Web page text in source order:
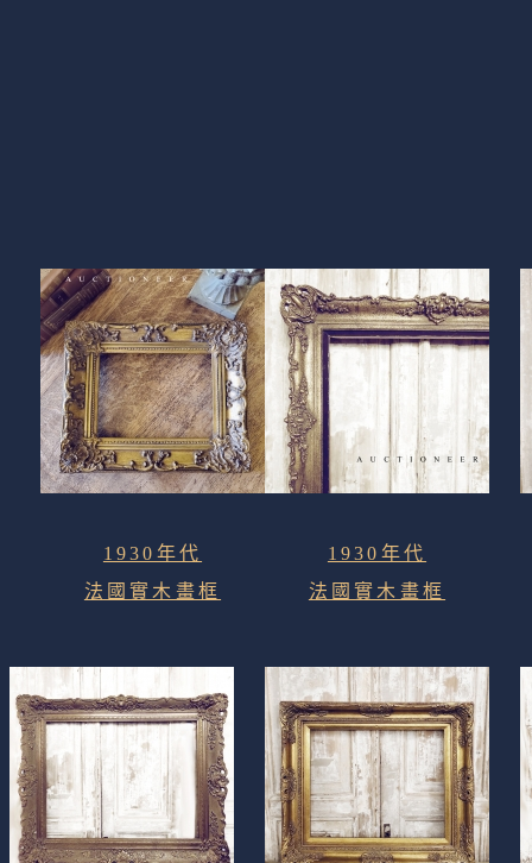
1930年代
法國實木畫框
1930年代
法國實木畫框